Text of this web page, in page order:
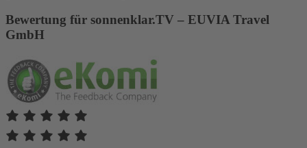
Bewertung für sonnenklar.TV – EUVIA Travel
GmbH